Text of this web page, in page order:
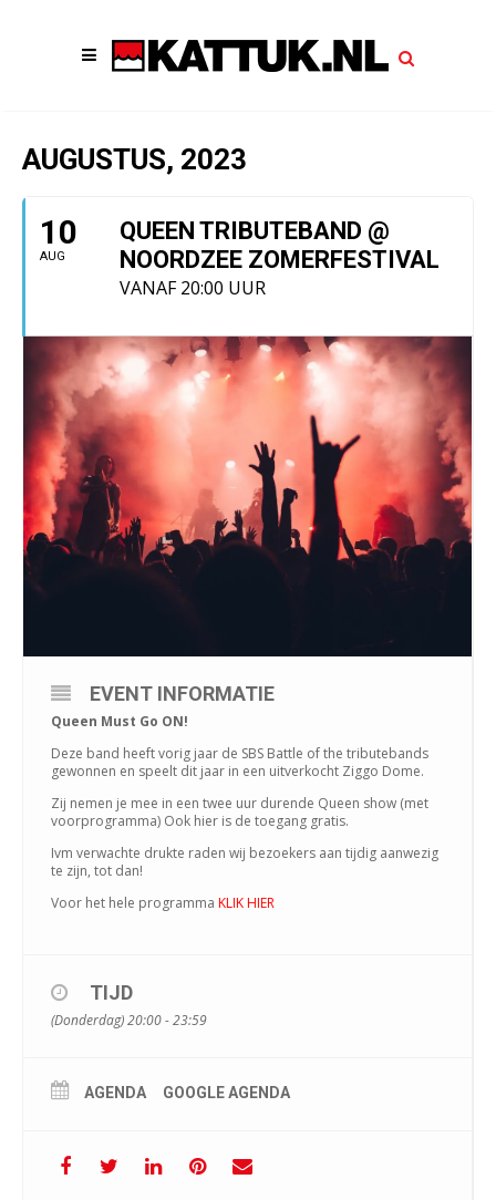
AUGUSTUS, 2023
10
AUG
QUEEN TRIBUTEBAND @
NOORDZEE ZOMERFESTIVAL
VANAF 20:00 UUR
EVENT INFORMATIE
Queen Must Go ON!
Deze band heeft vorig jaar de SBS Battle of the tributebands
gewonnen en speelt dit jaar in een uitverkocht Ziggo Dome.
Zij nemen je mee in een twee uur durende Queen show (met
voorprogramma) Ook hier is de toegang gratis.
Ivm verwachte drukte raden wij bezoekers aan tijdig aanwezig
te zijn, tot dan!
Voor het hele programma KLIK HIER
TIJD
(Donderdag) 20:00 - 23:59
AGENDA GOOGLE AGENDA